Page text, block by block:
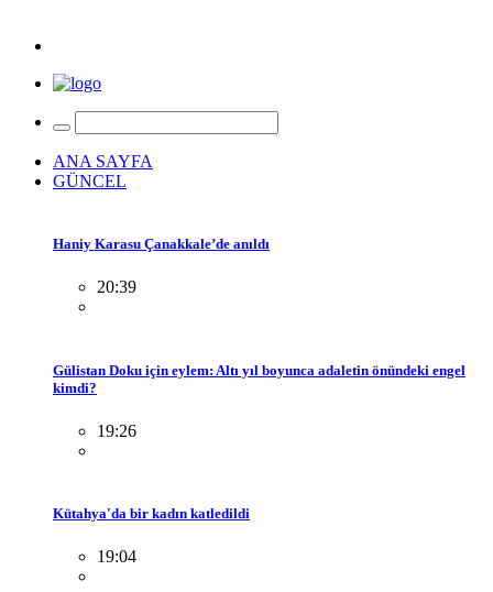
ANA SAYFA
GÜNCEL
Haniy Karasu Çanakkale’de anıldı
20:39
Gülistan Doku için eylem: Altı yıl boyunca adaletin önündeki engel
kimdi?
19:26
Kütahya'da bir kadın katledildi
19:04